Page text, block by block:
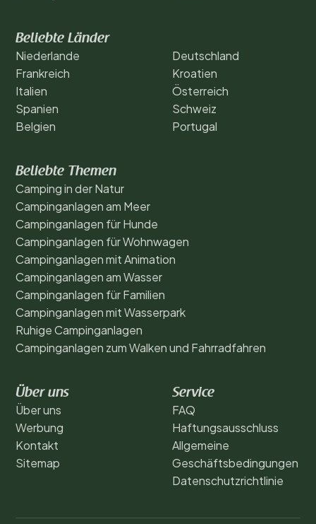
Beliebte Länder
Niederlande
Frankreich
Italien
Spanien
Belgien
Deutschland
Kroatien
Österreich
Schweiz
Portugal
Beliebte Themen
Camping in der Natur
Campinganlagen am Meer
Campinganlagen für Hunde
Campinganlagen für Wohnwagen
Campinganlagen mit Animation
Campinganlagen am Wasser
Campinganlagen für Familien
Campinganlagen mit Wasserpark
Ruhige Campinganlagen
Campinganlagen zum Walken und Fahrradfahren
Über uns
Über uns
Werbung
Kontakt
Sitemap
Service
FAQ
Haftungsausschluss
Allgemeine
Geschäftsbedingungen
Datenschutzrichtlinie